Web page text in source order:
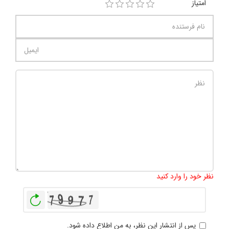
امتیاز
نظر خود را وارد کنید
پس از انتشار این نظر، به من اطلاع داده شود.